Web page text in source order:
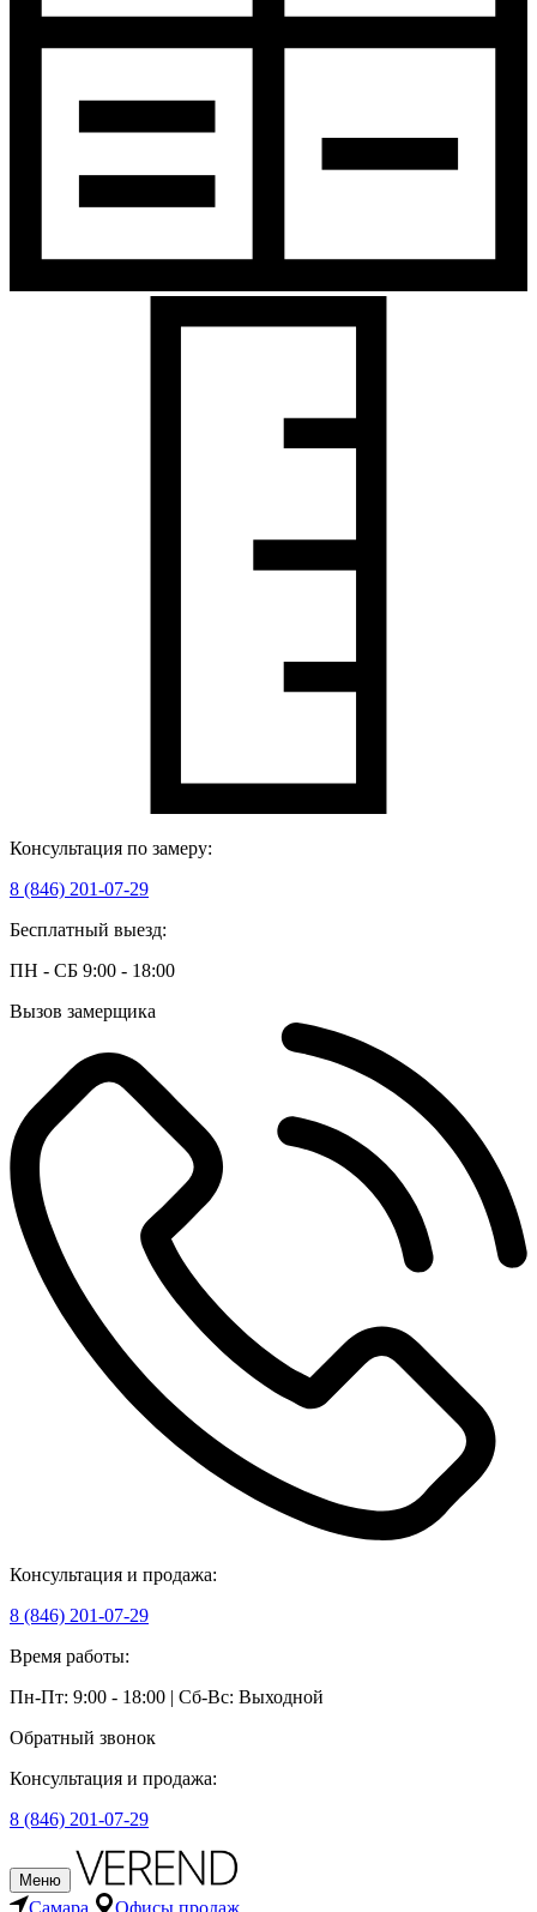
Консультация по замеру:
8 (846) 201-07-29
Бесплатный выезд:
ПН - СБ 9:00 - 18:00
Вызов замерщика
Консультация и продажа:
8 (846) 201-07-29
Время работы:
Пн-Пт: 9:00 - 18:00 | Сб-Вс: Выходной
Обратный звонок
Консультация и продажа:
8 (846) 201-07-29
Меню
Самара Офисы продаж